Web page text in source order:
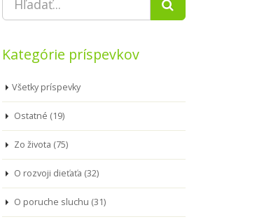
Kategórie príspevkov
Všetky príspevky
Ostatné (19)
Zo života (75)
O rozvoji dieťaťa (32)
O poruche sluchu (31)